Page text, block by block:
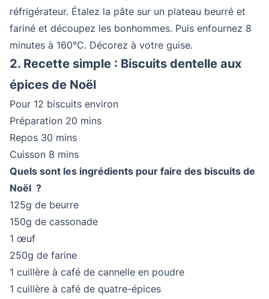
réfrigérateur. Étalez la pâte sur un plateau beurré et
fariné et découpez les bonhommes. Puis enfournez 8
minutes à 160°C. Décorez à votre guise.
2. Recette simple : Biscuits dentelle aux
épices de Noël
Pour 12 biscuits environ
Préparation 20 mins
Repos 30 mins
Cuisson 8 mins
Quels sont les ingrédients pour faire des biscuits de
Noël ?
125g de beurre
150g de cassonade
1 œuf
250g de farine
1 cuillère à café de cannelle en poudre
1 cuillère à café de quatre-épices